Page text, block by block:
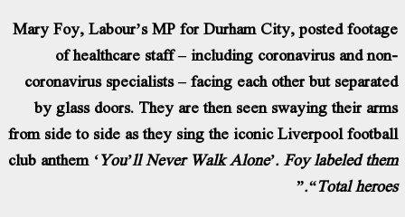
Mary Foy, Labour’s MP for Durham City, posted
of healthcare staff – including coronavirus and
coronavirus specialists – facing each other but
by glass doors. They are then seen swaying their
from side to side as they sing the iconic Liverpool
club anthem‘You’ll Never Walk Alone’. Foy labeled
“Total